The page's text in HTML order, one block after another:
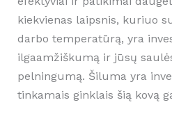
kiekvienas laipsnis, kuriuo
darbo temperatūrą, yra
ilgaamžiškumą ir jūsų
pelningumą. Šiluma yra
tinkamais ginklais šią kovą